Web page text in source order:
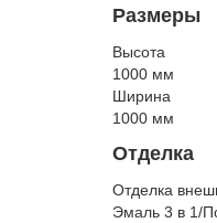
Размеры
Высота
1000 мм
Ширина
1000 мм
Отделка
Отделка
Эмаль 3 в 1/